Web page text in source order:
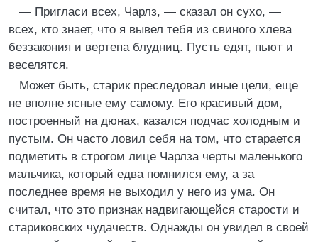
— Пригласи всех, Чарлз, — сказал он сухо, —
всех, кто знает, что я вывел тебя из свиного хлева
беззакония и вертепа блудниц. Пусть едят, пьют и
веселятся.
Может быть, старик преследовал иные цели, еще
не вполне ясные ему самому. Его красивый дом,
построенный на дюнах, казался подчас холодным и
пустым. Он часто ловил себя на том, что старается
подметить в строгом лице Чарлза черты маленького
мальчика, который едва помнился ему, а за
последнее время не выходил у него из ума. Он
считал, что это признак надвигающейся старости и
стариковских чудачеств. Однажды он увидел в своей